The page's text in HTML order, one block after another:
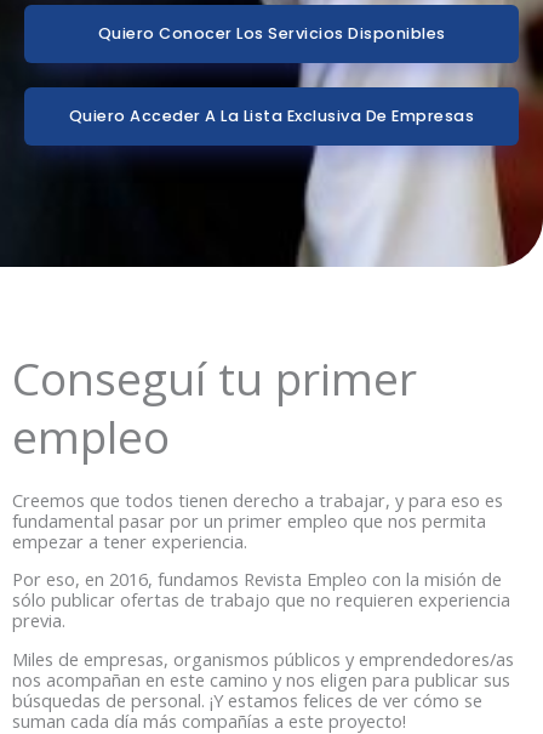
Quiero Conocer Los Servicios Disponibles
Quiero Acceder A La Lista Exclusiva De Empresas
Conseguí tu primer
empleo
Creemos que todos tienen derecho a trabajar, y para eso es
fundamental pasar por un primer empleo que nos permita
empezar a tener experiencia.
Por eso, en 2016, fundamos Revista Empleo con la misión de
sólo publicar ofertas de trabajo que no requieren experiencia
previa.
Miles de empresas, organismos públicos y emprendedores/as
nos acompañan en este camino y nos eligen para publicar sus
búsquedas de personal. ¡Y estamos felices de ver cómo se
suman cada día más compañías a este proyecto!